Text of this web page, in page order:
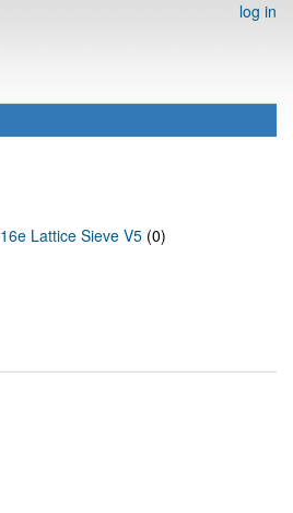
log in
16e Lattice Sieve V5 (0)